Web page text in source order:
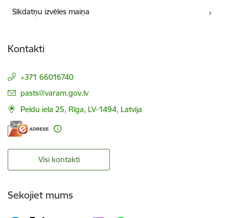
Sīkdatņu izvēles maiņa
Kontakti
+371 66016740
E-pasts:
pasts@varam.gov.lv
Peldu iela 25, Rīga, LV-1494, Latvija
Visi kontakti
Sekojiet mums